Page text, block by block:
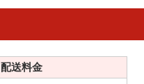
配送料金